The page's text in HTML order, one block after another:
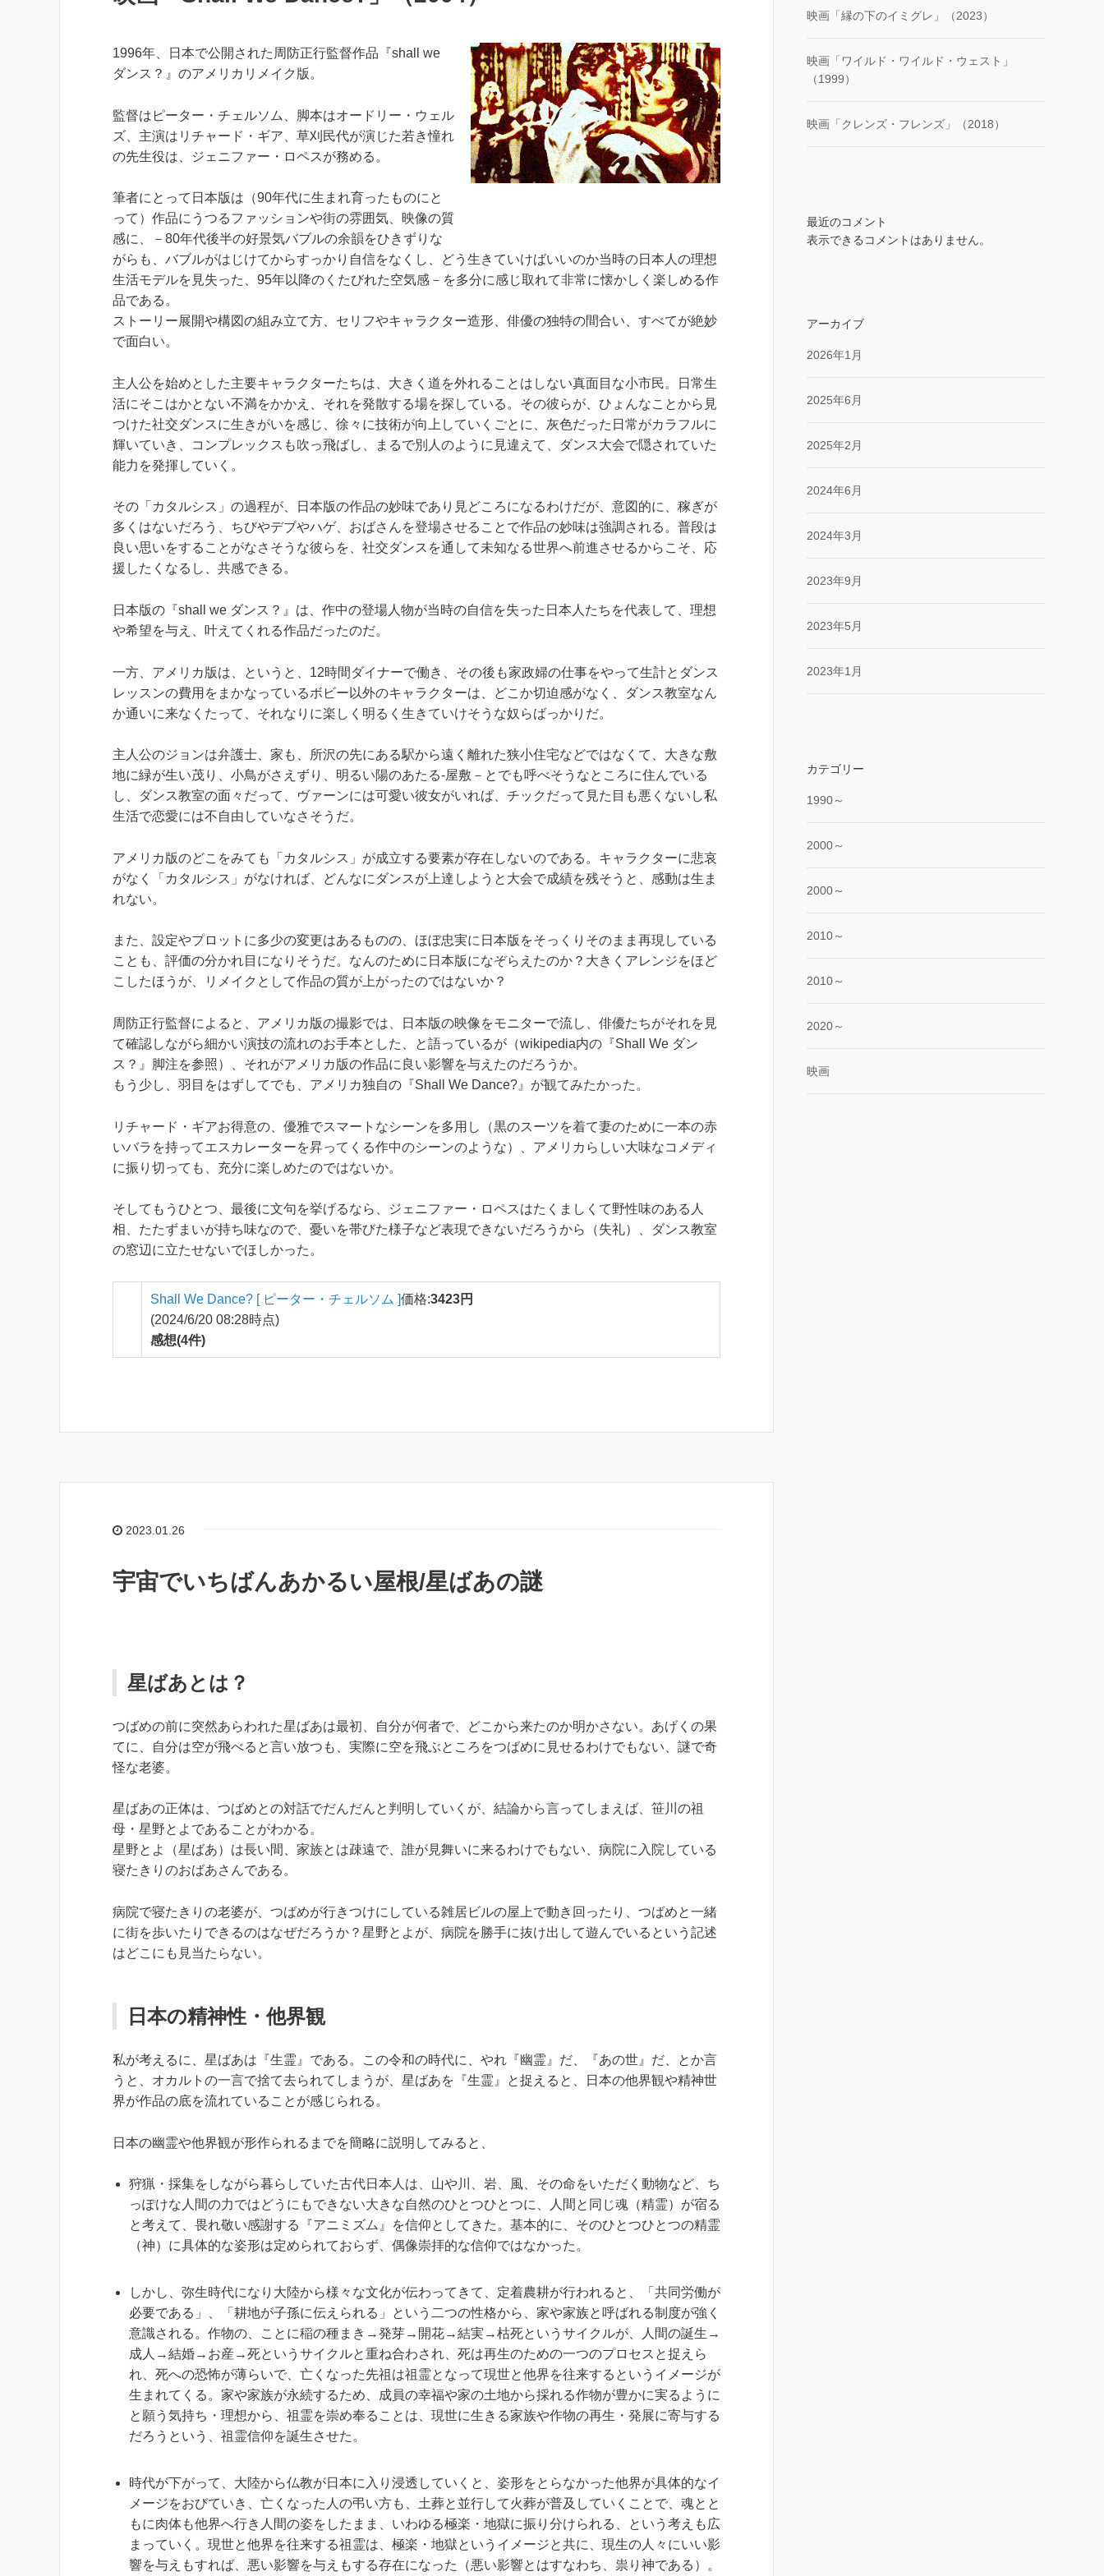
1996年、日本で公開された周防正行監督作品『shall we
ダンス？』のアメリカリメイク版。
監督はピーター・チェルソム、脚本はオードリー・ウェル
ズ、主演はリチャード・ギア、草刈民代が演じた若き憧れ
の先生役は、ジェニファー・ロペスが務める。
筆者にとって日本版は（90年代に生まれ育ったものにと
って）作品にうつるファッションや街の雰囲気、映像の質
感に、－80年代後半の好景気バブルの余韻をひきずりな
がらも、バブルがはじけてからすっかり自信をなくし、どう生きていけばいいのか当時の日本人の理想
生活モデルを見失った、95年以降のくたびれた空気感－を多分に感じ取れて非常に懐かしく楽しめる作
品である。
ストーリー展開や構図の組み立て方、セリフやキャラクター造形、俳優の独特の間合い、すべてが絶妙
で面白い。
主人公を始めとした主要キャラクターたちは、大きく道を外れることはしない真面目な小市民。日常生
活にそこはかとない不満をかかえ、それを発散する場を探している。その彼らが、ひょんなことから見
つけた社交ダンスに生きがいを感じ、徐々に技術が向上していくごとに、灰色だった日常がカラフルに
輝いていき、コンプレックスも吹っ飛ばし、まるで別人のように見違えて、ダンス大会で隠されていた
能力を発揮していく。
その「カタルシス」の過程が、日本版の作品の妙味であり見どころになるわけだが、意図的に、稼ぎが
多くはないだろう、ちびやデブやハゲ、おばさんを登場させることで作品の妙味は強調される。普段は
良い思いをすることがなさそうな彼らを、社交ダンスを通して未知なる世界へ前進させるからこそ、応
援したくなるし、共感できる。
日本版の『shall we ダンス？』は、作中の登場人物が当時の自信を失った日本人たちを代表して、理想
や希望を与え、叶えてくれる作品だったのだ。
一方、アメリカ版は、というと、12時間ダイナーで働き、その後も家政婦の仕事をやって生計とダンス
レッスンの費用をまかなっているボビー以外のキャラクターは、どこか切迫感がなく、ダンス教室なん
か通いに来なくたって、それなりに楽しく明るく生きていけそうな奴らばっかりだ。
主人公のジョンは弁護士、家も、所沢の先にある駅から遠く離れた狭小住宅などではなくて、大きな敷
地に緑が生い茂り、小鳥がさえずり、明るい陽のあたる‐屋敷－とでも呼べそうなところに住んでいる
し、ダンス教室の面々だって、ヴァーンには可愛い彼女がいれば、チックだって見た目も悪くないし私
生活で恋愛には不自由していなさそうだ。
アメリカ版のどこをみても「カタルシス」が成立する要素が存在しないのである。キャラクターに悲哀
がなく「カタルシス」がなければ、どんなにダンスが上達しようと大会で成績を残そうと、感動は生ま
れない。
また、設定やプロットに多少の変更はあるものの、ほぼ忠実に日本版をそっくりそのまま再現している
ことも、評価の分かれ目になりそうだ。なんのために日本版になぞらえたのか？大きくアレンジをほど
こしたほうが、リメイクとして作品の質が上がったのではないか？
周防正行監督によると、アメリカ版の撮影では、日本版の映像をモニターで流し、俳優たちがそれを見
て確認しながら細かい演技の流れのお手本とした、と語っているが（wikipedia内の『Shall We ダン
ス？』脚注を参照）、それがアメリカ版の作品に良い影響を与えたのだろうか。
もう少し、羽目をはずしてでも、アメリカ独自の『Shall We Dance?』が観てみたかった。
リチャード・ギアお得意の、優雅でスマートなシーンを多用し（黒のスーツを着て妻のために一本の赤
いバラを持ってエスカレーターを昇ってくる作中のシーンのような）、アメリカらしい大味なコメディ
に振り切っても、充分に楽しめたのではないか。
そしてもうひとつ、最後に文句を挙げるなら、ジェニファー・ロペスはたくましくて野性味のある人
相、たたずまいが持ち味なので、憂いを帯びた様子など表現できないだろうから（失礼）、ダンス教室
の窓辺に立たせないでほしかった。
Shall We Dance? [ ピーター・チェルソム ]価格:3423円
(2024/6/20 08:28時点)
感想(4件)
2023.01.26
宇宙でいちばんあかるい屋根/星ばあの謎
星ばあとは？
つばめの前に突然あらわれた星ばあは最初、自分が何者で、どこから来たのか明かさない。あげくの果
てに、自分は空が飛べると言い放つも、実際に空を飛ぶところをつばめに見せるわけでもない、謎で奇
怪な老婆。
星ばあの正体は、つばめとの対話でだんだんと判明していくが、結論から言ってしまえば、笹川の祖
母・星野とよであることがわかる。
星野とよ（星ばあ）は長い間、家族とは疎遠で、誰が見舞いに来るわけでもない、病院に入院している
寝たきりのおばあさんである。
病院で寝たきりの老婆が、つばめが行きつけにしている雑居ビルの屋上で動き回ったり、つばめと一緒
に街を歩いたりできるのはなぜだろうか？星野とよが、病院を勝手に抜け出して遊んでいるという記述
はどこにも見当たらない。
日本の精神性・他界観
私が考えるに、星ばあは『生霊』である。この令和の時代に、やれ『幽霊』だ、『あの世』だ、とか言
うと、オカルトの一言で捨て去られてしまうが、星ばあを『生霊』と捉えると、日本の他界観や精神世
界が作品の底を流れていることが感じられる。
日本の幽霊や他界観が形作られるまでを簡略に説明してみると、
狩猟・採集をしながら暮らしていた古代日本人は、山や川、岩、風、その命をいただく動物など、ち
っぽけな人間の力ではどうにもできない大きな自然のひとつひとつに、人間と同じ魂（精霊）が宿る
と考えて、畏れ敬い感謝する『アニミズム』を信仰としてきた。基本的に、そのひとつひとつの精霊
（神）に具体的な姿形は定められておらず、偶像崇拝的な信仰ではなかった。
しかし、弥生時代になり大陸から様々な文化が伝わってきて、定着農耕が行われると、「共同労働が
必要である」、「耕地が子孫に伝えられる」という二つの性格から、家や家族と呼ばれる制度が強く
意識される。作物の、ことに稲の種まき→発芽→開花→結実→枯死というサイクルが、人間の誕生→
成人→結婚→お産→死というサイクルと重ね合わされ、死は再生のための一つのプロセスと捉えら
れ、死への恐怖が薄らいで、亡くなった先祖は祖霊となって現世と他界を往来するというイメージが
生まれてくる。家や家族が永続するため、成員の幸福や家の土地から採れる作物が豊かに実るように
と願う気持ち・理想から、祖霊を崇め奉ることは、現世に生きる家族や作物の再生・発展に寄与する
だろうという、祖霊信仰を誕生させた。
時代が下がって、大陸から仏教が日本に入り浸透していくと、姿形をとらなかった他界が具体的なイ
メージをおびていき、亡くなった人の弔い方も、土葬と並行して火葬が普及していくことで、魂とと
もに肉体も他界へ行き人間の姿をしたまま、いわゆる極楽・地獄に振り分けられる、という考えも広
まっていく。現世と他界を往来する祖霊は、極楽・地獄というイメージと共に、現生の人々にいい影
響を与えもすれば、悪い影響を与えもする存在になった（悪い影響とはすなわち、祟り神である）。
映画「縁の下のイミグレ」（2023）
映画「ワイルド・ワイルド・ウェスト」
（1999）
映画「クレンズ・フレンズ」（2018）
最近のコメント
表示できるコメントはありません。
アーカイブ
2026年1月
2025年6月
2025年2月
2024年6月
2024年3月
2023年9月
2023年5月
2023年1月
カテゴリー
1990～
2000～
2000～
2010～
2010～
2020～
映画